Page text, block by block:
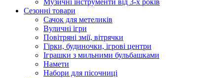
Музичні інструменти від 3-х років
Сезонні товари
Сачок для метеликів
Вуличні ігри
Повітряні змії, вітрячки
Гірки, будиночки, ігрові центри
Іграшки з мильними бульбашками
Намети
Набори для пісочниці